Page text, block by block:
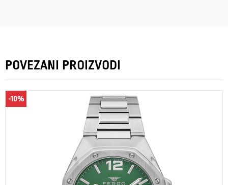
POVEZANI PROIZVODI
-10%